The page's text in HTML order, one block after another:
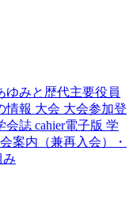
ゆみと歴代主要役員
情報 大会 大会参加登
会誌 cahier電子版 学
案内（兼再入会）・
み